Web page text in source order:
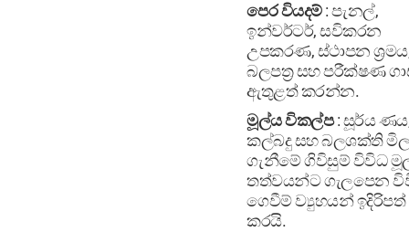
පෙර වියදම්: පැනල්,
ඉන්වර්ටර්, සවිකරන
උපකරණ, ස්ථාපන
බලපත්‍ර සහ පරීක්ෂණ
ඇතුළත් කරන්න.
මූල්ය විකල්ප: සූර්ය
කල්බදු සහ බලශක්ති
ගැනීමේ ගිවිසුම් විවිධ
තත්වයන්ට ගැලපෙන
ගෙවීම් ව්‍යුහයන් ඉදිරිපත්
කරයි.